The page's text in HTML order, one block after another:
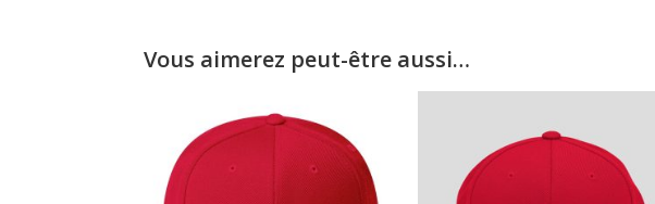
Vous aimerez peut-être aussi…